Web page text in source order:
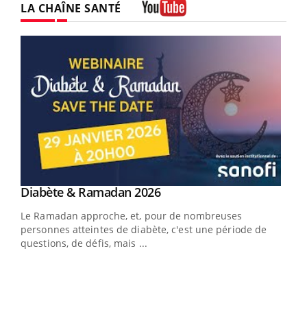
LA CHAÎNE SANTÉ
Youtube
Diabète & Ramadan 2026Youtube
Le Ramadan approche, et, pour de nombreuses
personnes atteintes de diabète, c'est une période de
questions, de défis, mais ...